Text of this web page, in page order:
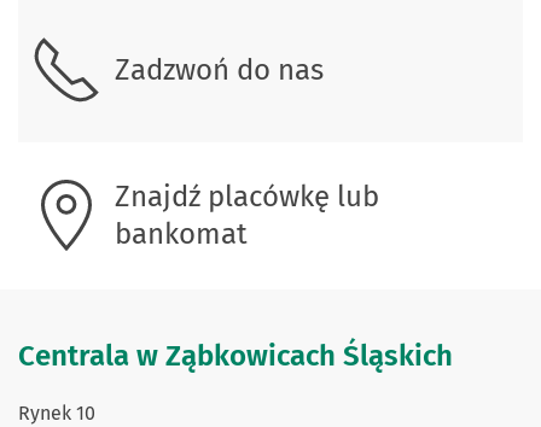
Zadzwoń do nas
Znajdź placówkę lub
bankomat
Centrala w Ząbkowicach Śląskich
Rynek 10